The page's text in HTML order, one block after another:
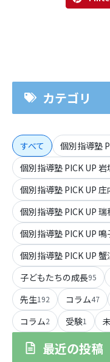
カテゴリ
すべて 個別指導塾
個別指導塾 PICK UP 岩
個別指導塾 PICK UP
個別指導塾 PICK UP 瑞
個別指導塾 PICK UP
個別指導塾 PICK UP 蟹
子どもたちの成長95
先生192 コラム47
コラム2 受験1
最近の投稿